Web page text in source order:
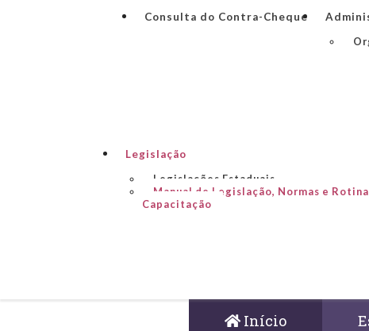
Consulta do Contra-Cheque
Legislação
Legislações Estaduais
Manual de Legislação, Normas e
Capacitação
Início